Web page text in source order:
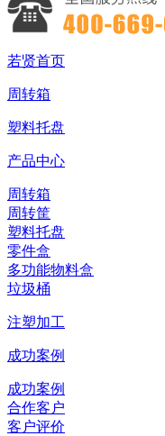
若贤首页
周转箱
塑料托盘
产品中心
周转箱
周转筐
塑料托盘
零件盒
多功能物料盒
垃圾桶
注塑加工
成功案例
成功案例
合作客户
客户评价